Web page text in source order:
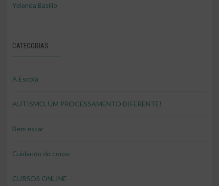
Yolanda Basilio
CATEGORIAS
A Escola
AUTISMO, UM PROCESSAMENTO DIFERENTE!
Bem estar
Cuidando do corpo
CURSOS ONLINE